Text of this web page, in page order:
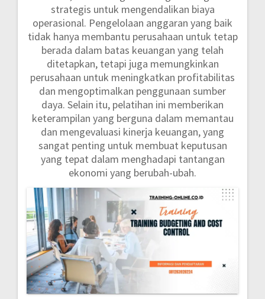
strategis untuk mengendalikan biaya
operasional. Pengelolaan anggaran yang baik
tidak hanya membantu perusahaan untuk tetap
berada dalam batas keuangan yang telah
ditetapkan, tetapi juga memungkinkan
perusahaan untuk meningkatkan profitabilitas
dan mengoptimalkan penggunaan sumber
daya. Selain itu, pelatihan ini memberikan
keterampilan yang berguna dalam memantau
dan mengevaluasi kinerja keuangan, yang
sangat penting untuk membuat keputusan
yang tepat dalam menghadapi tantangan
ekonomi yang berubah-ubah.